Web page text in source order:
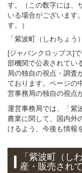
す。（この数字には、
いる場合がございます
す。）
「紫波町（しわちょう
[ジャパンクロップス]
部機関で公表されてい
局の独自の視点・調査
ております。ページの
営事務局の独自の視点
運営事務局では、「紫
農業に関して、国内外
けるよう、今後も情報
「紫波町（し
産・販売され